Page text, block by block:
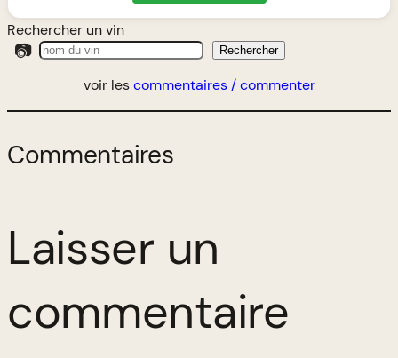
Rechercher un vin
📷 Rechercher
voir lescommentaires / commenter
Commentaires
Laisser un
commentaire